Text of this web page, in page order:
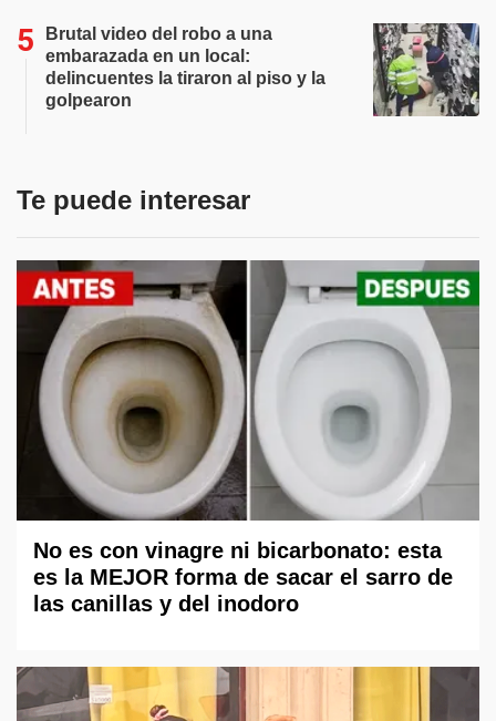
Brutal video del robo a una
embarazada en un local:
delincuentes la tiraron al piso y la
golpearon
Te puede interesar
No es con vinagre ni bicarbonato: esta
es la MEJOR forma de sacar el sarro de
las canillas y del inodoro